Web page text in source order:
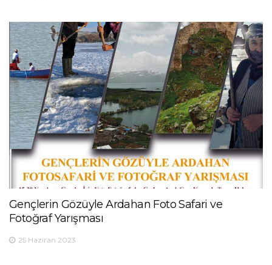
Gençlerin Gözüyle Ardahan Foto Safari ve
Fotoğraf Yarışması
25 Haziran 2023